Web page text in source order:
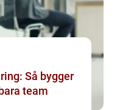
Så bygger
team